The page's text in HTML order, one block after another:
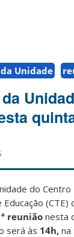
Unidade
do
(CTE)
reunião nesta
será às 14h,na